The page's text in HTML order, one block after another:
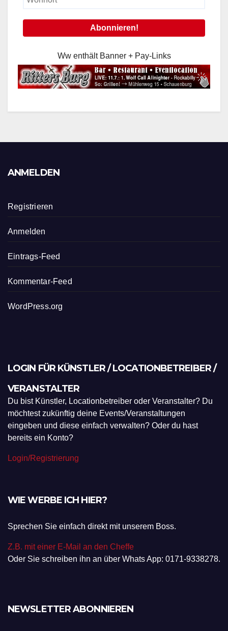
Ww enthält Banner + Pay-Links
ANMELDEN
Registrieren
Anmelden
Eintrags-Feed
Kommentar-Feed
WordPress.org
LOGIN FÜR KÜNSTLER / LOCATIONBETREIBER /
VERANSTALTER
Du bist Künstler, Locationbetreiber oder Veranstalter? Du
möchtest zukünftig deine Events/Veranstaltungen
eingeben und diese einfach verwalten? Oder du hast
bereits ein Konto?
Login/Registrierung
WIE WERBE ICH HIER?
Sprechen Sie einfach direkt mit unserem Boss.
Z.B. mit einer E-Mail an den Cheffe
Oder Sie schreiben ihn an über Whats App: 0171-9338278.
NEWSLETTER ABONNIEREN